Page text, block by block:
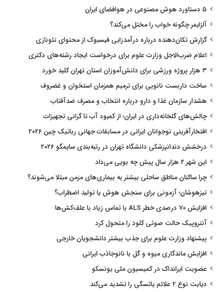
۵ دستاورد هوش مصنوعی در هوافضای ایران
آلزایمر چگونه خواب را مختل می‌کند؟
گزارش تکان‌دهنده درباره درآمدزایی فیسبوک از محتوای نئونازی
اعلام ضرب‌الاجل وزارت علوم برای درخواست ایجاد رشته‌های دکتری
۳ هزار پروژه ورزشی برای دانش‌آموزان استان تهران کلید خورد
ساخت داربست نانویی برای ترمیم همزمان استخوان و غضروف
هشدار سازمان غذا و دارو درباره انتخاب و مصرف ضدآفتاب
چالش‌های گلخانه‌داری در ایران؛ از کمبود آب تا گرانی تجهیزات
افتخارآفرینی نوجوانان ایرانی در مسابقات جهانی رباتیک چین ۲۰۲۶
درخشش دندانپزشکی دانشگاه تهران در رتبه‌بندی سایمگو ۲۰۲۶
این شهر ۲ هزار سال پیش چه بویی می‌داد
چرا ساکنان مناطق ساحلی بیشتر به بیماری‌های مزمن مبتلا می‌شوند؟
تیزهوشان؛ آزمونی برای سنجش هوش یا تولید اضطراب؟
افزایش ۷۰ درصدی خطر ALS با تماس زیاد با علف‌کش‌ها
آنتروپیک حالت صوتی کلود را متحول کرد
پیشنهاد وزارت علوم برای جذب بیشتر دانشجویان خارجی
افزایش ماندگاری میوه و گل با نانوجاذب ایرانی
عضویت ایرانداک در کمیسیون ملی یونسکو
دیابت نوع ۲ علائم یائسگی را تشدید می‌کند